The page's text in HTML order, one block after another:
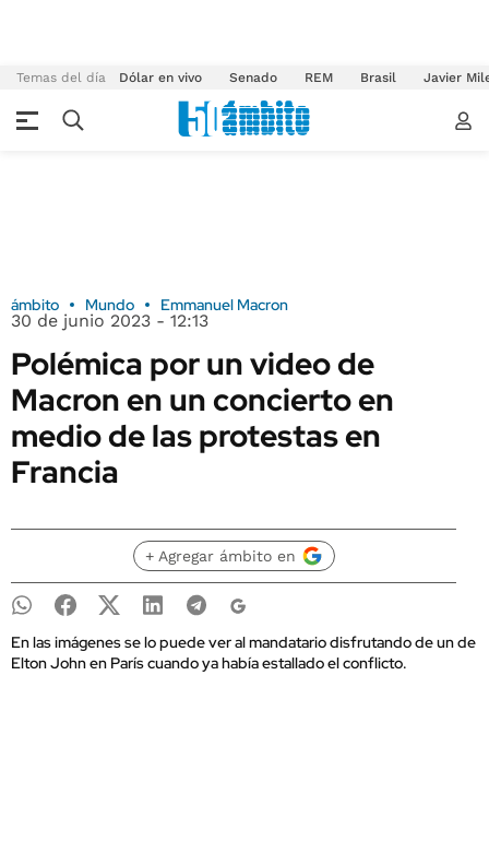
Temas del día Dólar en vivo Senado REM Brasil Javier
ámbito Mundo Emmanuel Macron
30 de junio 2023 - 12:13
Polémica por un video de
Macron en un concierto en
medio de las protestas en
Francia
+ Agregar ámbito en
En las imágenes se lo puede ver al mandatario disfrutando de un de
Elton John en París cuando ya había estallado el conflicto.